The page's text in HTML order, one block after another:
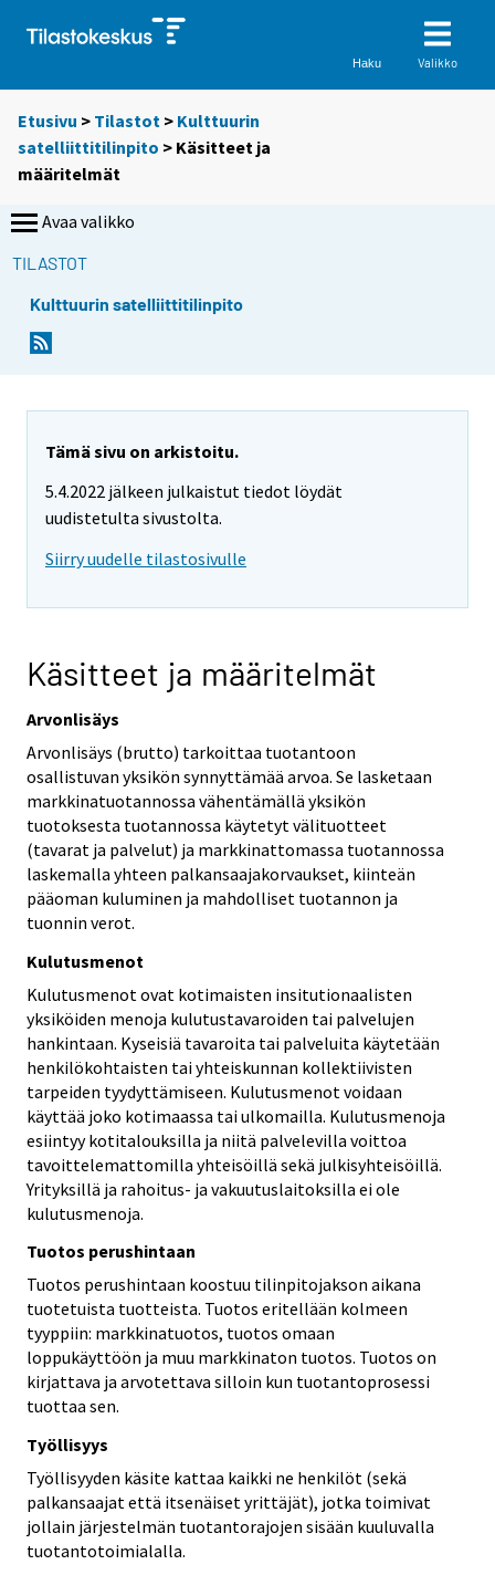
Haku Valikko
Etusivu > Tilastot > Kulttuurin
satelliittitilinpito > Käsitteet ja
määritelmät
Avaa valikko
TILASTOT
Kulttuurin satelliittitilinpito
Tämä sivu on arkistoitu.
5.4.2022 jälkeen julkaistut tiedot löydät
uudistetulta sivustolta.
Siirry uudelle tilastosivulle
Käsitteet ja määritelmät
Arvonlisäys
Arvonlisäys (brutto) tarkoittaa tuotantoon
osallistuvan yksikön synnyttämää arvoa. Se lasketaan
markkinatuotannossa vähentämällä yksikön
tuotoksesta tuotannossa käytetyt välituotteet
(tavarat ja palvelut) ja markkinattomassa tuotannossa
laskemalla yhteen palkansaajakorvaukset, kiinteän
pääoman kuluminen ja mahdolliset tuotannon ja
tuonnin verot.
Kulutusmenot
Kulutusmenot ovat kotimaisten insitutionaalisten
yksiköiden menoja kulutustavaroiden tai palvelujen
hankintaan. Kyseisiä tavaroita tai palveluita käytetään
henkilökohtaisten tai yhteiskunnan kollektiivisten
tarpeiden tyydyttämiseen. Kulutusmenot voidaan
käyttää joko kotimaassa tai ulkomailla. Kulutusmenoja
esiintyy kotitalouksilla ja niitä palvelevilla voittoa
tavoittelemattomilla yhteisöillä sekä julkisyhteisöillä.
Yrityksillä ja rahoitus- ja vakuutuslaitoksilla ei ole
kulutusmenoja.
Tuotos perushintaan
Tuotos perushintaan koostuu tilinpitojakson aikana
tuotetuista tuotteista. Tuotos eritellään kolmeen
tyyppiin: markkinatuotos, tuotos omaan
loppukäyttöön ja muu markkinaton tuotos. Tuotos on
kirjattava ja arvotettava silloin kun tuotantoprosessi
tuottaa sen.
Työllisyys
Työllisyyden käsite kattaa kaikki ne henkilöt (sekä
palkansaajat että itsenäiset yrittäjät), jotka toimivat
jollain järjestelmän tuotantorajojen sisään kuuluvalla
tuotantotoimialalla.